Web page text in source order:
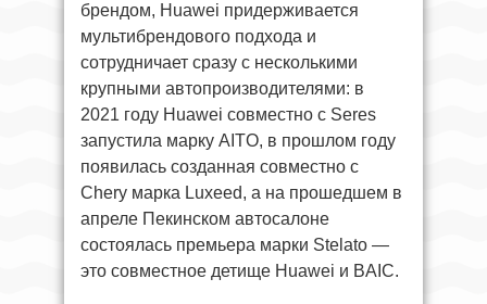
брендом, Huawei придерживается
мультибрендового подхода и
сотрудничает сразу с несколькими
крупными автопроизводителями: в
2021 году Huawei совместно с Seres
запустила марку AITO, в прошлом году
появилась созданная совместно с
Chery марка Luxeed, а на прошедшем в
апреле Пекинском автосалоне
состоялась премьера марки Stelato —
это совместное детище Huawei и BAIC.